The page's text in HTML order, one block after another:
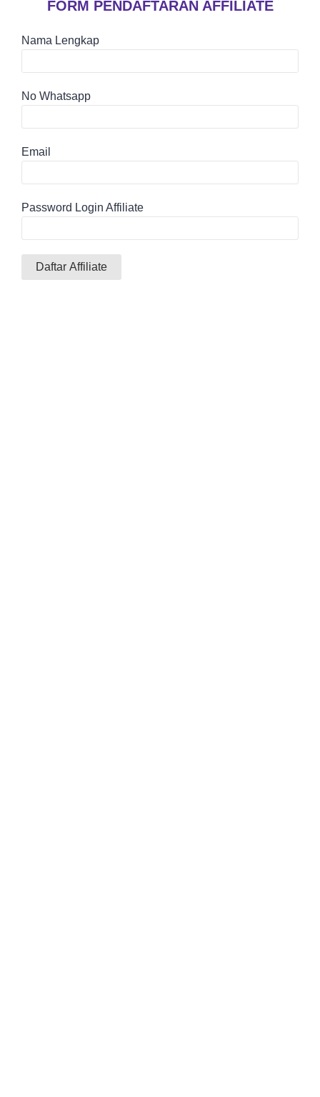
FORM PENDAFTARAN AFFILIATE
Nama Lengkap
No Whatsapp
Email
Password Login Affiliate